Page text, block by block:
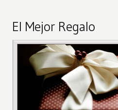
El Mejor Regalo